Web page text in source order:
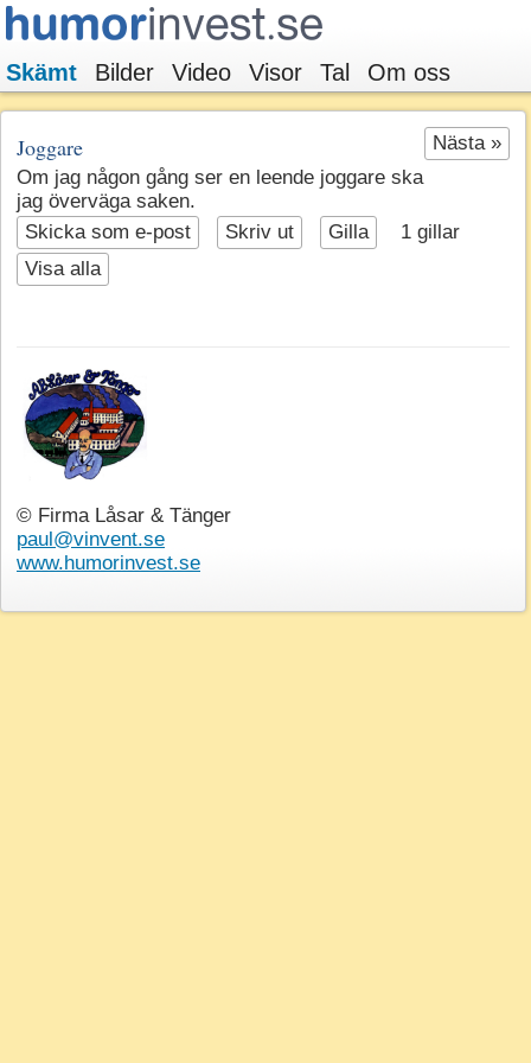
Skämt Bilder Video Visor Tal Om oss
Nästa »
Joggare
Om jag någon gång ser en leende joggare ska
jag överväga saken.
Skicka som e-post
Skriv ut Gilla 1 gillar
Visa alla
© Firma Låsar & Tänger
paul@vinvent.se
www.humorinvest.se